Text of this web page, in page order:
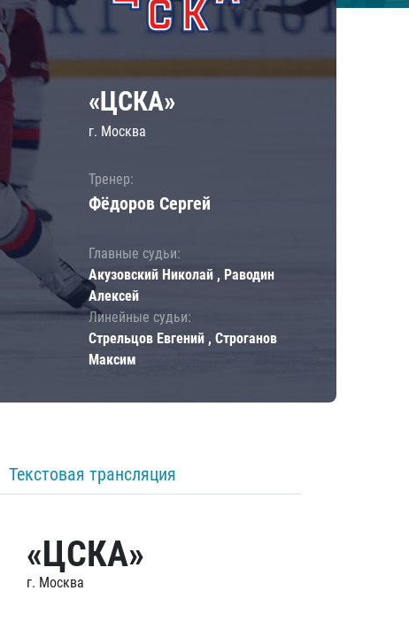
«ЦСКА»
г. Москва
Тренер:
Фёдоров Сергей
Главные судьи:
Акузовский Николай , Раводин
Алексей
Линейные судьи:
Стрельцов Евгений , Строганов
Максим
Текстовая трансляция
«ЦСКА»
г. Москва